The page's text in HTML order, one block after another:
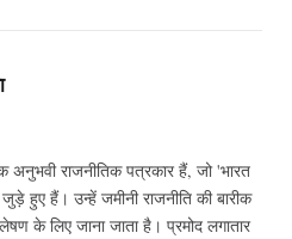
अनुभवी राजनीतिक पत्रकार हैं, जो 'भारत
हुए हैं। उन्हें जमीनी राजनीति की बारीक
के लिए जाना जाता है। प्रमोद लगातार